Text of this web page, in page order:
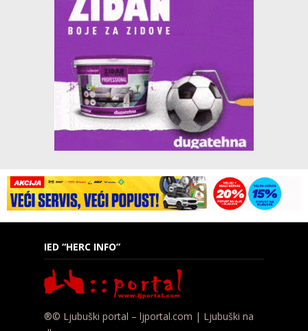
IED “HERC INFO”
®© Ljubuški portal – ljportal.com | Ljubuški na